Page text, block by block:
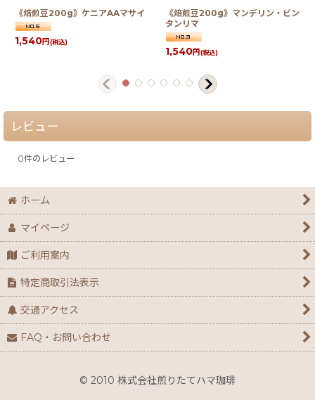
《焙煎豆200g》ケニアAAマサイ
1,540円(税込)
《焙煎豆200g》マンデリン・ビン
タンリマ
1,540円(税込)
レビュー
0件のレビュー
ホーム
マイページ
ご利用案内
特定商取引法表示
交通アクセス
FAQ・お問い合わせ
© 2010 株式会社煎りたてハマ珈琲